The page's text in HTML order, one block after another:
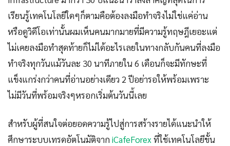
เรียนรู้เทคโนโลยีใดๆก็ตามคือต้องลงมือทำจริงไม่ใช่แค่อ่าน
หรือดูวิดีโอเท่านั้นผมเห็นคนมากมายที่มีความรู้ทฤษฎีเยอะแต่
ไม่เคยลงมือทำสุดท้ายก็ไม่ได้อะไรเลยในทางกลับกันคนที่ลงมือ
ทำจริงทุกวันแม้วันละ 30 นาทีภายใน 6 เดือนก็จะมีทักษะที่
แข็งแกร่งกว่าคนที่อ่านอย่างเดียว 2 ปีอย่ารอให้พร้อมเพราะ
ไม่มีวันที่พร้อมจริงๆหรอกเริ่มต้นวันนี้เลย
สำหรับผู้ที่สนใจต่อยอดความรู้ไปสู่การสร้างรายได้แนะนำให้
ศึกษาระบบเทรดอัตโนมัติจากiCafeForex ที่ใช้เทคโนโลยีขั้น